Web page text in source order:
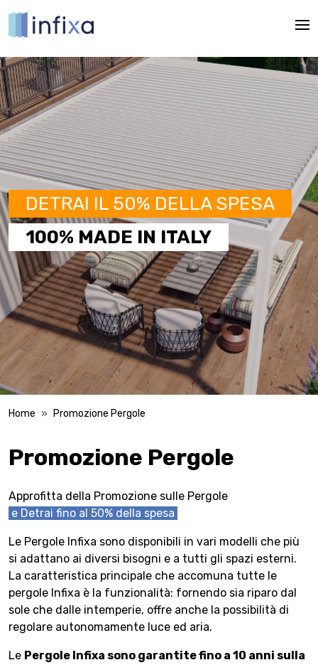
DETRAI IL 50% DELLA SPESA
100% MADE IN ITALY
Home Promozione Pergole
Promozione Pergole
Approfitta della Promozione sulle Pergole
e Detrai fino al 50% della spesa
Le Pergole Infixa sono disponibili in vari modelli che più
si adattano ai diversi bisogni e a tutti gli spazi esterni.
La caratteristica principale che accomuna tutte le
pergole Infixa è la funzionalità: fornendo sia riparo dal
sole che dalle intemperie, offre anche la possibilità di
regolare autonomamente luce ed aria.
Le Pergole Infixa sono garantite fino a 10 anni sulla